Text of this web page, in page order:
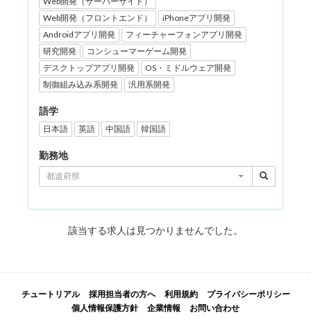
Web開発（フロントエンド）
iPhoneアプリ開発
Androidアプリ開発
フィーチャーフォンアプリ開発
研究開発
コンシューマーゲーム開発
デスクトップアプリ開発
OS・ミドルウェア開発
制御組み込み系開発
汎用系開発
語学
日本語 英語 中国語 韓国語
勤務地
都道府県
該当する求人は見つかりませんでした。
チュートリアル 採用担当者の方へ 利用規約
プライバシーポリシー
個人情報保護方針
企業情報 お問い合わせ